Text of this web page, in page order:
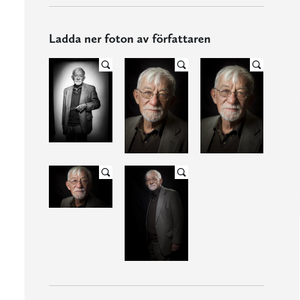
Ladda ner foton av författaren